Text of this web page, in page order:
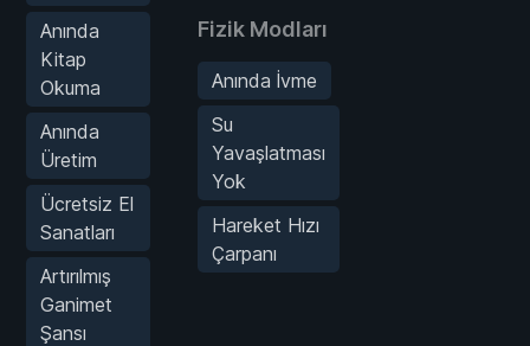
Anında
Kitap
Okuma
Anında
Üretim
Ücretsiz El
Sanatları
Artırılmış
Ganimet
Şansı
Fizik Modları
Anında İvme
Su
Yavaşlatması
Yok
Hareket Hızı
Çarpanı